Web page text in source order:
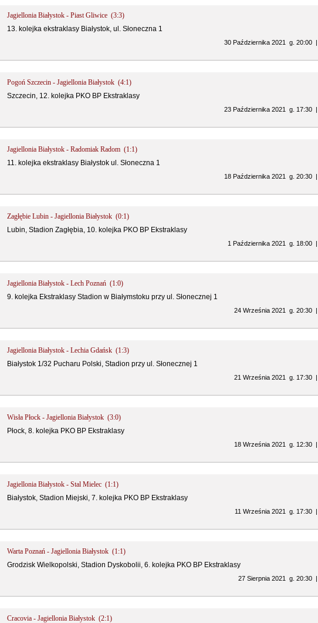
Jagiellonia Białystok - Piast Gliwice (3:3)
13. kolejka ekstraklasy Białystok, ul. Słoneczna 1
30 Października 2021 g. 20:00 |
Pogoń Szczecin - Jagiellonia Białystok (4:1)
Szczecin, 12. kolejka PKO BP Ekstraklasy
23 Października 2021 g. 17:30 |
Jagiellonia Białystok - Radomiak Radom (1:1)
11. kolejka ekstraklasy Białystok ul. Słoneczna 1
18 Października 2021 g. 20:30 |
Zagłębie Lubin - Jagiellonia Białystok (0:1)
Lubin, Stadion Zagłębia, 10. kolejka PKO BP Ekstraklasy
1 Października 2021 g. 18:00 |
Jagiellonia Białystok - Lech Poznań (1:0)
9. kolejka Ekstraklasy Stadion w Białymstoku przy ul. Słonecznej 1
24 Września 2021 g. 20:30 |
Jagiellonia Białystok - Lechia Gdańsk (1:3)
Białystok 1/32 Pucharu Polski, Stadion przy ul. Słonecznej 1
21 Września 2021 g. 17:30 |
Wisła Płock - Jagiellonia Białystok (3:0)
Płock, 8. kolejka PKO BP Ekstraklasy
18 Września 2021 g. 12:30 |
Jagiellonia Białystok - Stal Mielec (1:1)
Białystok, Stadion Miejski, 7. kolejka PKO BP Ekstraklasy
11 Września 2021 g. 17:30 |
Warta Poznań - Jagiellonia Białystok (1:1)
Grodzisk Wielkopolski, Stadion Dyskobolii, 6. kolejka PKO BP Ekstraklasy
27 Sierpnia 2021 g. 20:30 |
Cracovia - Jagiellonia Białystok (2:1)